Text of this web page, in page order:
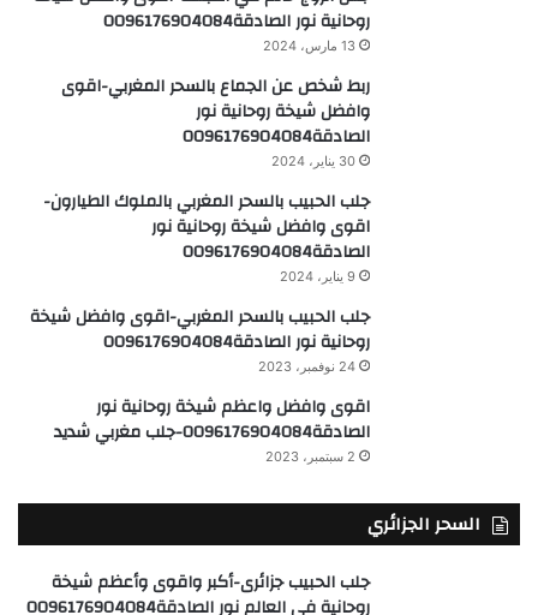
روحانية نور الصادقة0096176904084
13 مارس، 2024
ربط شخص عن الجماع بالسحر المغربي-اقوى
وافضل شيخة روحانية نور
الصادقة0096176904084
30 يناير، 2024
جلب الحبيب بالسحر المغربي بالملوك الطيارون-
اقوى وافضل شيخة روحانية نور
الصادقة0096176904084
9 يناير، 2024
جلب الحبيب بالسحر المغربي-اقوى وافضل شيخة
روحانية نور الصادقة0096176904084
24 نوفمبر، 2023
اقوى وافضل واعظم شيخة روحانية نور
الصادقة0096176904084-جلب مغربي شديد
2 سبتمبر، 2023
السحر الجزائري
جلب الحبيب جزائرى-أكبر واقوى وأعظم شيخة
روحانية في العالم نور الصادقة0096176904084